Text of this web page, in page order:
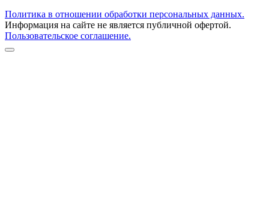
Политика в отношении обработки персональных данных.
Информация на сайте не является публичной офертой.
Пользовательское соглашение.